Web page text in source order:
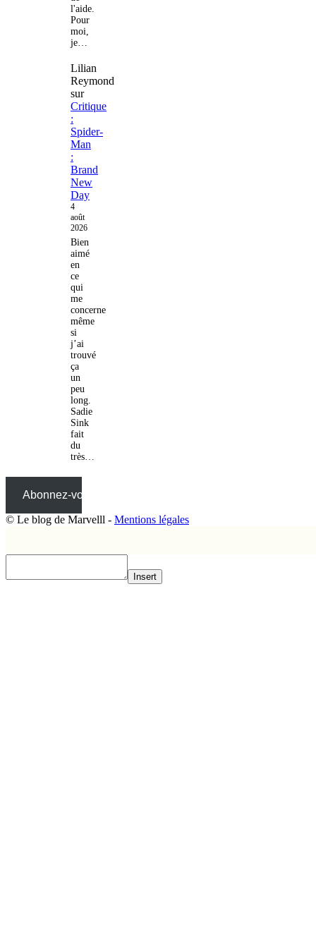
l'aide.
Pour
moi,
je…
Lilian
Reymond
sur
Critique
:
Spider-
Man
:
Brand
New
Day
4
août
2026
Bien
aimé
en
ce
qui
me
concerne
même
si
j’ai
trouvé
ça
un
peu
long.
Sadie
Sink
fait
du
très…
Abonnez-vous
© Le blog de Marvelll - Mentions légales
Insert